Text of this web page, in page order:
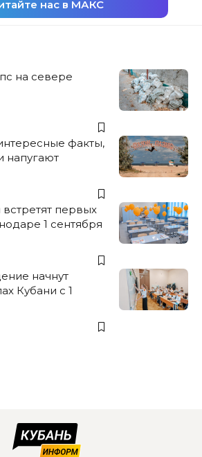
нас в МАКС
на севере
факты,
напугают
первых
1 сентября
начнут
Кубани с 1